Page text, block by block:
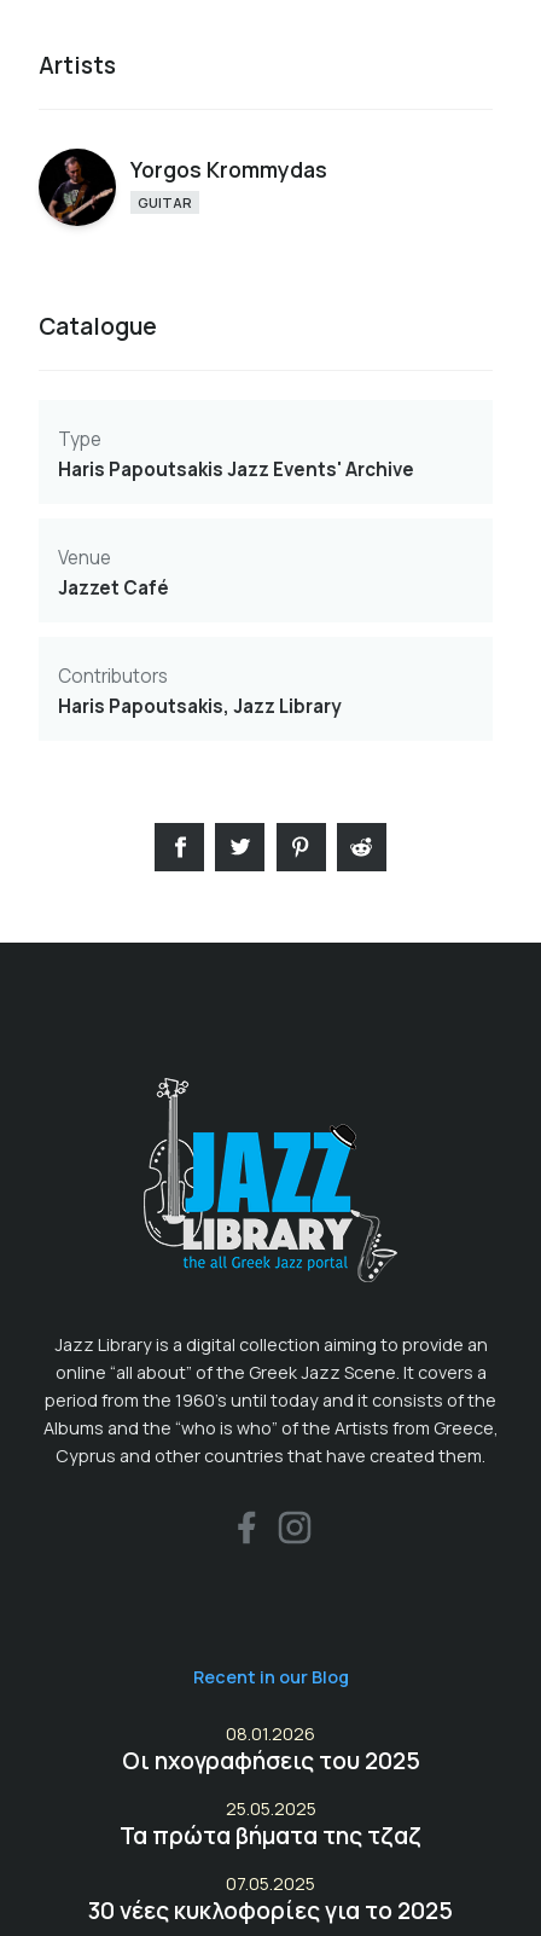
Artists
Yorgos Krommydas
GUITAR
Catalogue
Type
Haris Papoutsakis Jazz Events' Archive
Venue
Jazzet Café
Contributors
Haris Papoutsakis, Jazz Library
Jazz Library is a digital collection aiming to provide an
online “all about” of the Greek Jazz Scene. It covers a
period from the 1960’s until today and it consists of the
Albums and the “who is who” of the Artists from Greece,
Cyprus and other countries that have created them.
Recent in our Blog
08.01.2026
Οι ηχογραφήσεις του 2025
25.05.2025
Τα πρώτα βήματα της τζαζ
07.05.2025
30 νέες κυκλοφορίες για το 2025